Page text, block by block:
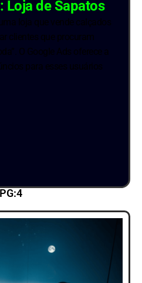
Loja de Sapatos
loja que vende calçados
clientes que procuram
O Google Ads oferece a
para esses usuários
PG:4